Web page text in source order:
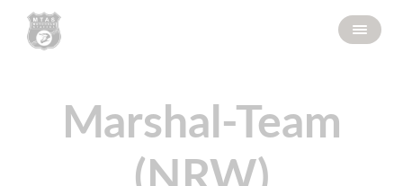
Marshal-Team
(NRW)